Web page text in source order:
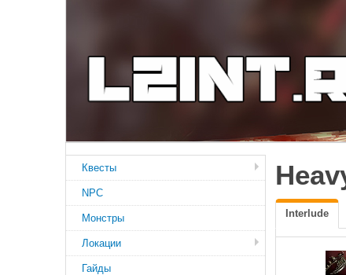
Interlude
Квесты
NPC
Монстры
Локации
Гайды